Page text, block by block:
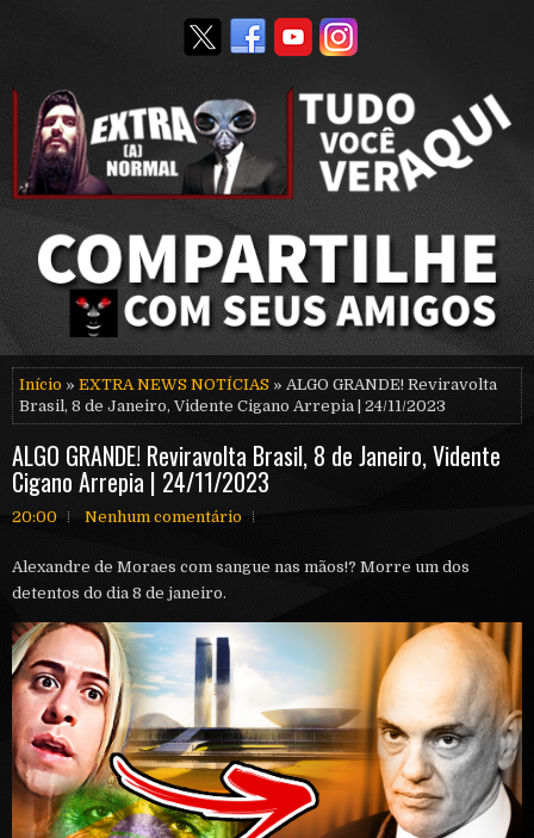
Início » EXTRA NEWS NOTÍCIAS » ALGO GRANDE! Reviravolta
Brasil, 8 de Janeiro, Vidente Cigano Arrepia | 24/11/2023
ALGO GRANDE! Reviravolta Brasil, 8 de Janeiro, Vidente
Cigano Arrepia | 24/11/2023
20:00 Nenhum comentário
Alexandre de Moraes com sangue nas mãos!? Morre um dos
detentos do dia 8 de janeiro.